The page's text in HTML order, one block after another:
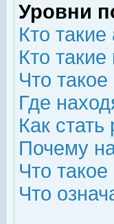
Уровни
Кто
Кто
Что
Где
Как
Почему
Что
Что